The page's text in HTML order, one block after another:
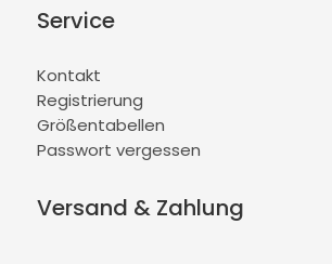
Service
Kontakt
Registrierung
Größentabellen
Passwort vergessen
Versand & Zahlung